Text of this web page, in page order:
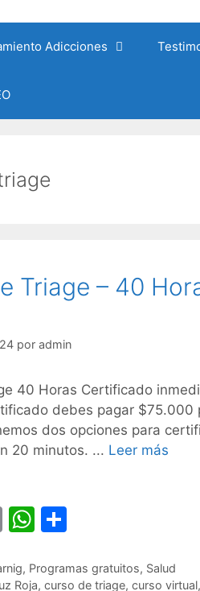
Adicciones
Triage – 40
por admin
40 Horas Certificado
debes pagar $75.000
dos opciones para
20 minutos. ... Leer más
E
ai
W
at m
, Programas gratuitos, Salud
Roja, curso de triage, curso virtual,